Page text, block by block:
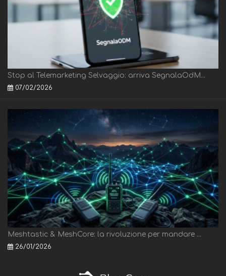
Stop al Telemarketing Selvaggio: arriva SegnalaOdM...
07/02/2026
Meshtastic & MeshCore: la rivoluzione per mandare ...
26/01/2026